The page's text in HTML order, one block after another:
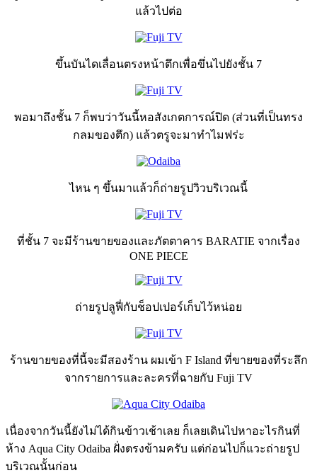
แล้วไปต่อ
ขึ้นบันไดเลื่อนตรงหน้าตึกเพื่อขึ่นไปยังชั้น 7
พอมาถึงชั้น 7 ก็พบว่าวันนี้หอสังเกตการณ์ปิด (ส่วนที่เป็นทรง
กลมของตึก) แล้วตรูจะมาทำไมฟร่ะ
ไหน ๆ ขึ้นมาแล้วก็ถ่ายรูปวิวบริเวณนี้
ที่ชั้น 7 จะมีร้านขายของและภัตตาคาร BARATIE จากเรื่อง
ONE PIECE
ถ่ายรูปลูฟี่กับช็อปเปอร์เก็บไว้หน่อย
ร้านขายของที่นี้จะมีสองร้าน ผมเข้า F Island ที่ขายของที่ระลึก
จากรายการและละครที่ฉายกับ Fuji TV
เนื่องจากวันนี้ยังไม่ได้กินข้าวเช้าเลย ก็เลยเดินไปหาอะไรกินที่
ห้าง Aqua City Odaiba ฝั่งตรงข้ามครับ แต่ก่อนไปก็แวะถ่ายรูป
บริเวณนั้นก่อน